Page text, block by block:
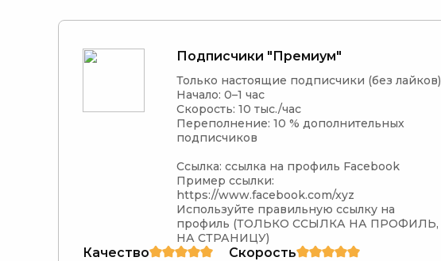
Подписчики "Премиум"
Только настоящие подписчики (без лайков)
Начало: 0–1 час
Скорость: 10 тыс./час
Переполнение: 10 % дополнительных
подписчиков
Ссылка: ссылка на профиль Facebook
Пример ссылки:
https://www.facebook.com/xyz
Используйте правильную ссылку на
профиль (ТОЛЬКО ССЫЛКА НА ПРОФИЛЬ,
НА СТРАНИЦУ)
Качество Скорость